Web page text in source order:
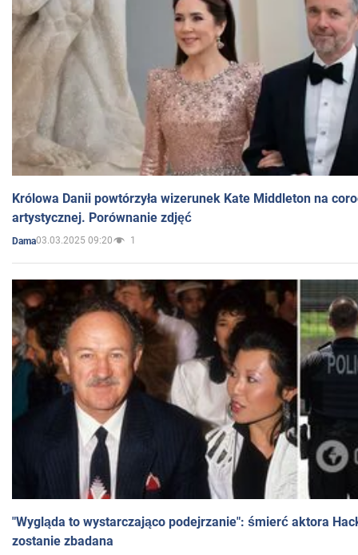
Królowa Danii powtórzyła wizerunek Kate Middleton na
artystycznej. Porównanie zdjęć
Dama03.03.2025 09:20 1
"Wygląda to wystarczająco podejrzanie": śmierć aktora
zostanie zbadana